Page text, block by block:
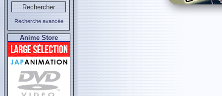
Recherche avancée
Anime Store